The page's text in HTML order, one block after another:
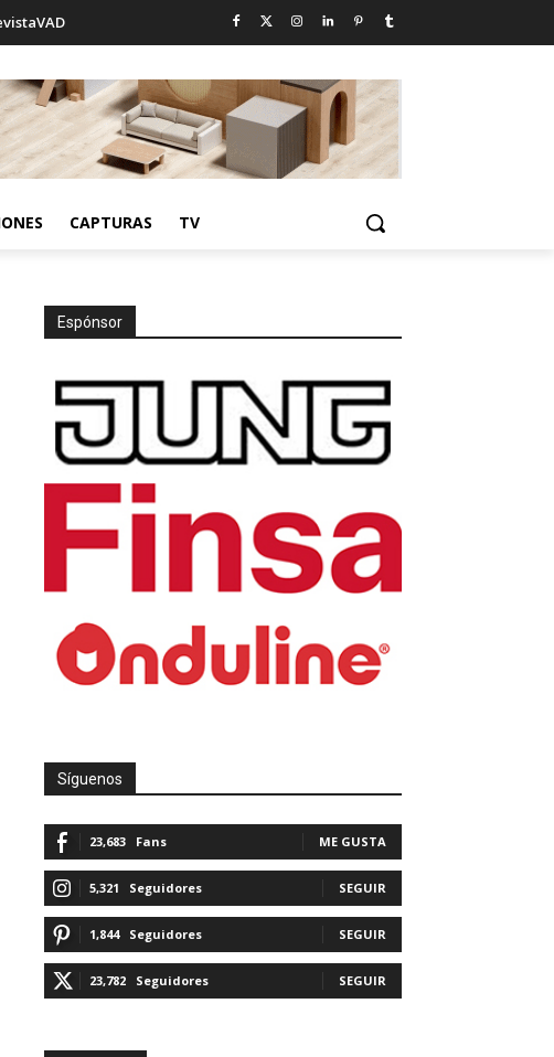
CAPTURAS TV
Espónsor
Síguenos
23,683 Fans ME GUSTA
5,321 Seguidores SEGUIR
1,844 Seguidores SEGUIR
23,782 Seguidores SEGUIR